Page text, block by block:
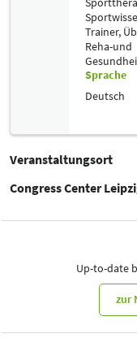
Trainer,
Reha-und
Sprache
Deutsch
Veranstaltungsort
Congress Center
Up-to-date
zur